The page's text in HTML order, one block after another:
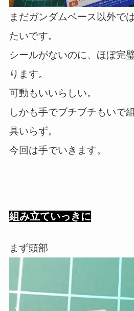
まだガンダムベース以外で
たいです。
シールがないのに、ほぼ完
ります。
可動もいいらしい。
しかも手でブチブチもいで
具いらず。
今回は手でいきます。
組み立ていっきに
まず頭部